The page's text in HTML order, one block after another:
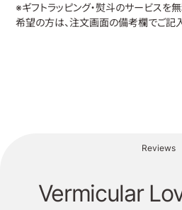
※ギフトラッピング・熨斗のサービスを
希望の方は、注文画面の備考欄でご記入
Reviews
Vermicular